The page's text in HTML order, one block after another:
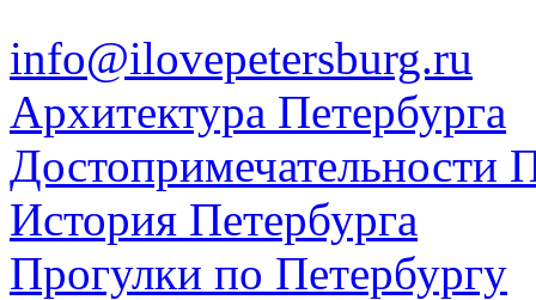
info@ilovepetersburg.ru
Архитектура Петербурга
Достопримечательности
История Петербурга
Прогулки по Петербургу